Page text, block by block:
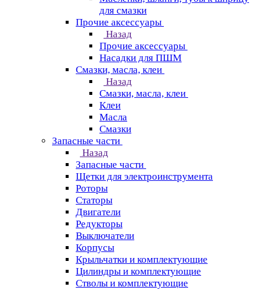
для смазки
Прочие аксессуары
Назад
Прочие аксессуары
Насадки для ПШМ
Смазки, масла, клеи
Назад
Смазки, масла, клеи
Клеи
Масла
Смазки
Запасные части
Назад
Запасные части
Щетки для электроинструмента
Роторы
Статоры
Двигатели
Редукторы
Выключатели
Корпусы
Крыльчатки и комплектующие
Цилиндры и комплектующие
Стволы и комплектующие